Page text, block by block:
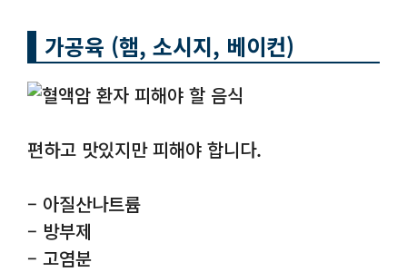
가공육 (햄, 소시지, 베이컨)
편하고 맛있지만 피해야 합니다.
– 아질산나트륨
– 방부제
– 고염분